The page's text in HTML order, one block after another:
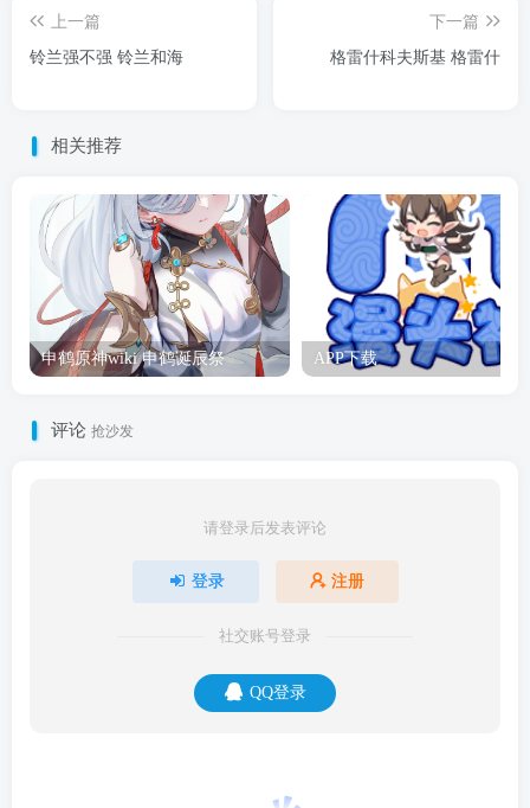
上一篇
铃兰强不强 铃兰和海
下一篇
格雷什科夫斯基 格雷什
相关推荐
申鹤原神wiki 申鹤诞辰祭 APP下载
评论 抢沙发
请登录后发表评论
登录 注册
社交账号登录
QQ登录